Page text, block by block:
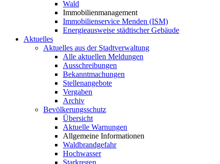
Wald
Immobilienmanagement
Immobilienservice Menden (ISM)
Energieausweise städtischer Gebäude
Aktuelles
Aktuelles aus der Stadtverwaltung
Alle aktuellen Meldungen
Ausschreibungen
Bekanntmachungen
Stellenangebote
Vergaben
Archiv
Bevölkerungsschutz
Übersicht
Aktuelle Warnungen
Allgemeine Informationen
Waldbrandgefahr
Hochwasser
Starkregen